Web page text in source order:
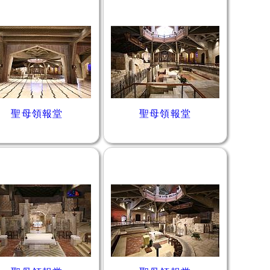
聖母領報堂 聖母領報堂